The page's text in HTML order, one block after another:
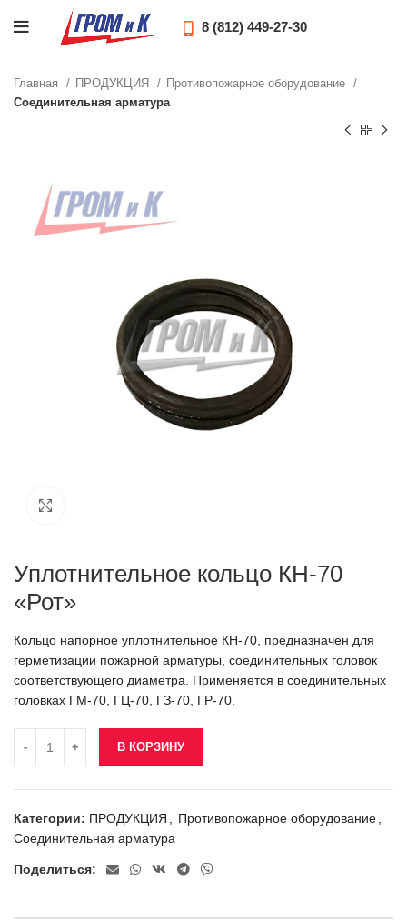
8 (812) 449-27-30
Главная ПРОДУКЦИЯ
Противопожарное оборудование
Соединительная арматура
Уплотнительное кольцо КН-70
«Рот»
Кольцо напорное уплотнительное КН-70, предназначен для
герметизации пожарной арматуры, соединительных головок
соответствующего диаметра. Применяется в соединительных
головках ГМ-70, ГЦ-70, ГЗ-70, ГР-70.
В КОРЗИНУ
Категории: ПРОДУКЦИЯ Противопожарное оборудование
Соединительная арматура
Поделиться: